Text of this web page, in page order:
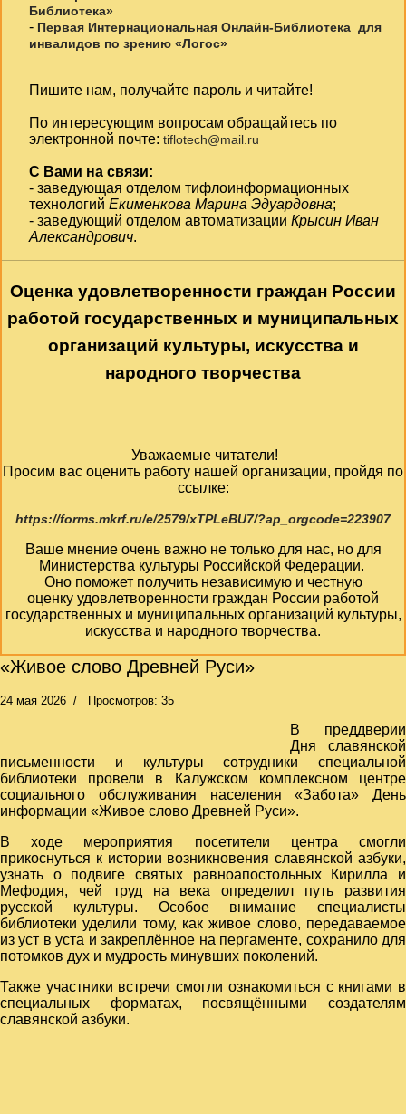
Библиотека»
- Первая Интернациональная Онлайн-Библиотека для
инвалидов по зрению «Логос»
Пишите нам, получайте пароль и читайте!
По интересующим вопросам обращайтесь по
электронной почте: tiflotech@mail.ru
С Вами на связи:
- заведующая отделом тифлоинформационных
технологий Екименкова Марина Эдуардовна;
- заведующий отделом автоматизации Крысин Иван
Александрович.
Оценка удовлетворенности граждан России
работой государственных и муниципальных
организаций культуры, искусства и
народного творчества
Уважаемые читатели!
Просим вас оценить работу нашей организации, пройдя по
ссылке:
https://forms.mkrf.ru/e/2579/xTPLeBU7/?ap_orgcode=223907
Ваше мнение очень важно не только для нас, но для
Министерства культуры Российской Федерации.
Оно поможет получить независимую и честную
оценку удовлетворенности граждан России работой
государственных и муниципальных организаций культуры,
искусства и народного творчества.
«Живое слово Древней Руси»
24 мая 2026 Просмотров: 35
В преддверии
Дня славянской
письменности и культуры сотрудники специальной
библиотеки провели в Калужском комплексном центре
социального обслуживания населения «Забота» День
информации «Живое слово Древней Руси».
В ходе мероприятия посетители центра смогли
прикоснуться к истории возникновения славянской азбуки,
узнать о подвиге святых равноапостольных Кирилла и
Мефодия, чей труд на века определил путь развития
русской культуры. Особое внимание специалисты
библиотеки уделили тому, как живое слово, передаваемое
из уст в уста и закреплённое на пергаменте, сохранило для
потомков дух и мудрость минувших поколений.
Также участники встречи смогли ознакомиться с книгами в
специальных форматах, посвящёнными создателям
славянской азбуки.